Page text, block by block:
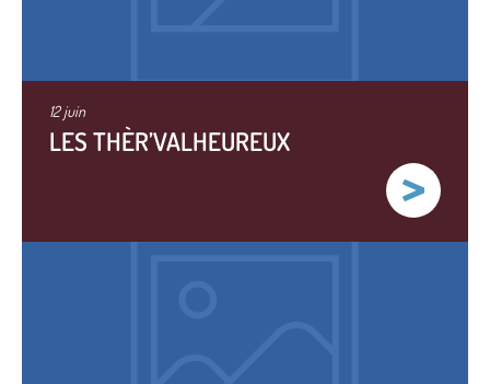
12 juin
LES THÈR’VALHEUREUX